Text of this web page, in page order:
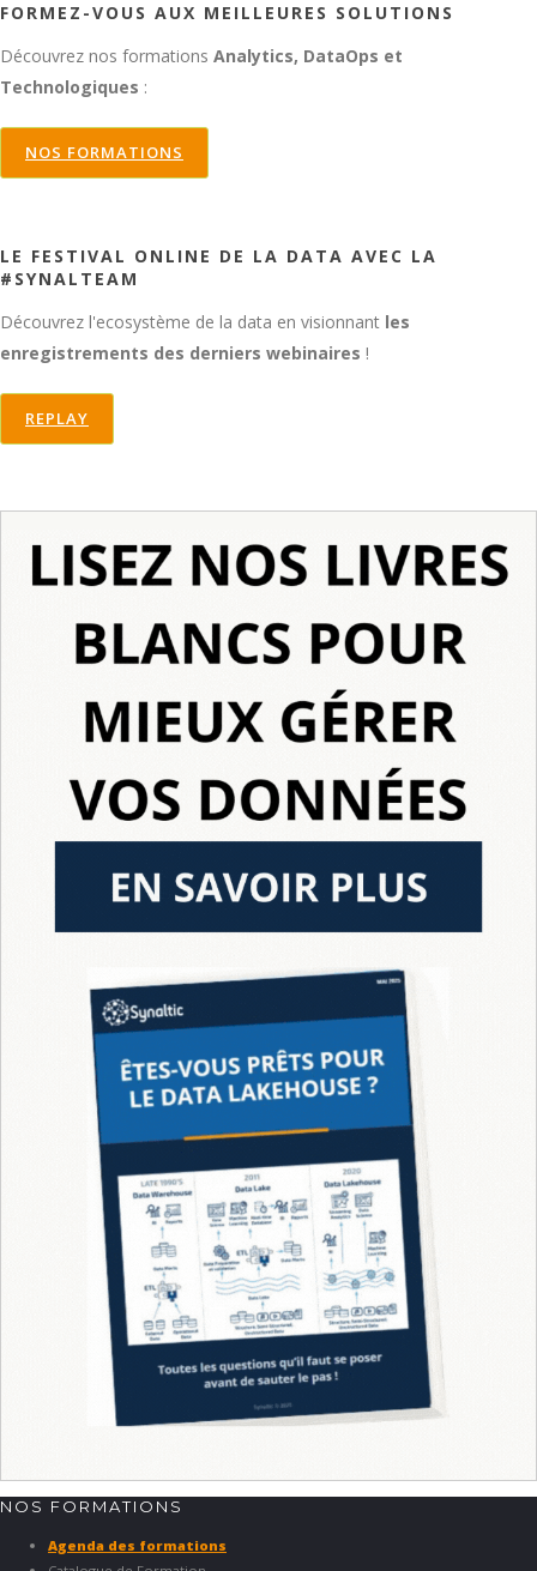
FORMEZ-VOUS AUX MEILLEURES SOLUTIONS
Découvrez nos formations Analytics, DataOps et
Technologiques :
NOS FORMATIONS
LE FESTIVAL ONLINE DE LA DATA AVEC LA
#SYNALTEAM
Découvrez l'ecosystème de la data en visionnant les
enregistrements des derniers webinaires !
REPLAY
NOS FORMATIONS
Agenda des formations